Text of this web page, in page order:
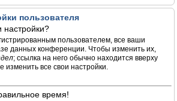
пользователя
настройки?
пользователем, все ваши
данных конференции. Чтобы изменить их,
; ссылка на него обычно находится вверху
все свои настройки.
время!